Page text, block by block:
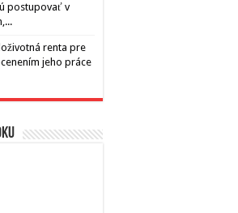
postupovať v
renta pre
jeho práce